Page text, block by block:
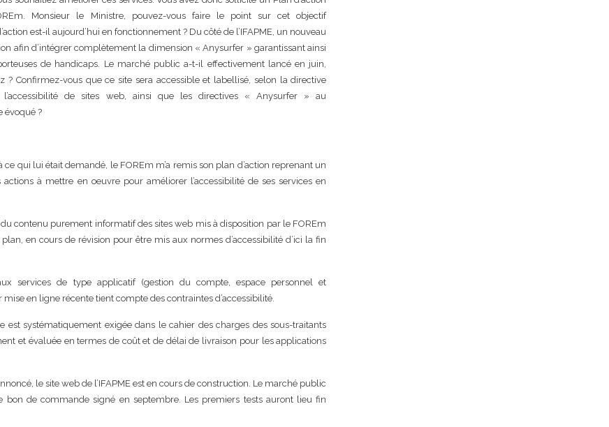
Monsieur le Ministre, pouvez-vous faire le point sur cet objectif
est-il aujourd’hui en fonctionnement ? Du côté de l’IFAPME, un nouveau
afin d’intégrer complètement la dimension « Anysurfer » garantissant ainsi
de handicaps. Le marché public a-t-il effectivement lancé en juin,
? Confirmez-vous que ce site sera accessible et labellisé, selon la directive
l’accessibilité de sites web, ainsi que les directives « Anysurfer » au
évoqué ?
qui lui était demandé, le FOREm m’a remis son plan d’action reprenant un
actions à mettre en oeuvre pour améliorer l’accessibilité de ses services en
du contenu purement informatif des sites web mis à disposition par le FOREm
en cours de révision pour être mis aux normes d’accessibilité d’ici la fin
services de type applicatif (gestion du compte, espace personnel et
mise en ligne récente tient compte des contraintes d’accessibilité.
est systématiquement exigée dans le cahier des charges des sous-traitants
et évaluée en termes de coût et de délai de livraison pour les applications
le site web de l’IFAPME est en cours de construction. Le marché public
bon de commande signé en septembre. Les premiers tests auront lieu fin